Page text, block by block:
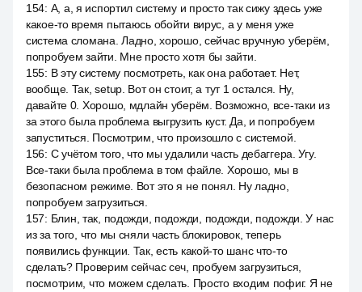
154: А, а, я испортил систему и просто так сижу здесь уже
какое-то время пытаюсь обойти вирус, а у меня уже
система сломана. Ладно, хорошо, сейчас вручную уберём,
попробуем зайти. Мне просто хотя бы зайти.
155: В эту систему посмотреть, как она работает. Нет,
вообще. Так, setup. Вот он стоит, а тут 1 остался. Ну,
давайте 0. Хорошо, мдлайн уберём. Возможно, все-таки из
за этого была проблема выгрузить куст. Да, и попробуем
запуститься. Посмотрим, что произошло с системой.
156: С учётом того, что мы удалили часть дебаггера. Угу.
Все-таки была проблема в том файле. Хорошо, мы в
безопасном режиме. Вот это я не понял. Ну ладно,
попробуем загрузиться.
157: Блин, так, подожди, подожди, подожди, подожди. У нас
из за того, что мы сняли часть блокировок, теперь
появились функции. Так, есть какой-то шанс что-то
сделать? Проверим сейчас сеч, пробуем загрузиться,
посмотрим, что можем сделать. Просто входим пофиг. Я не